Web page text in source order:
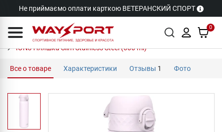
Не приймаємо оплати карткою ВЕТЕРАНСКИЙ СПОРТ
0
ION8 Пляшка Slim Stainless Steel (600 ml)
Все о товаре Характеристики Отзывы 1 Фото